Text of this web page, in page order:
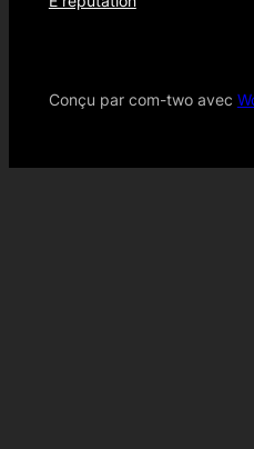
Conçu par com-two avec